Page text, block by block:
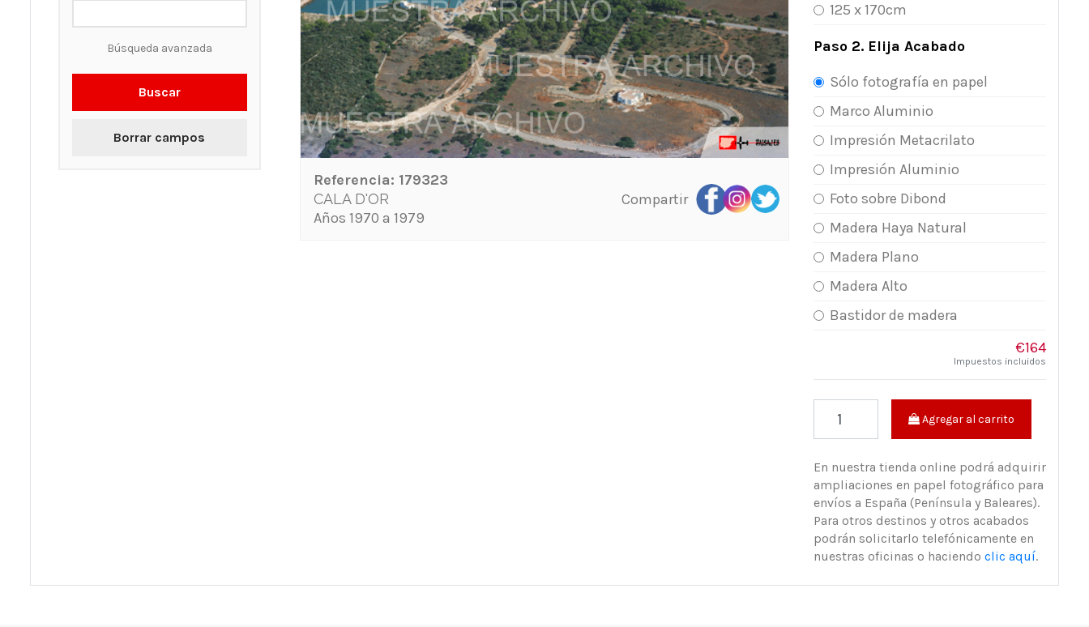
Búsqueda avanzada
Buscar
Borrar campos
Referencia: 179323
CALA D'OR
Años 1970 a 1979
Compartir
125 x 170cm
Paso 2. Elija Acabado
Sólo fotografía en papel
Marco Aluminio
Impresión Metacrilato
Impresión Aluminio
Foto sobre Dibond
Madera Haya Natural
Madera Plano
Madera Alto
Bastidor de madera
€164
Impuestos incluidos
Agregar al carrito
En nuestra tienda online podrá adquirir
ampliaciones en papel fotográfico para
envíos a España (Península y Baleares).
Para otros destinos y otros acabados
podrán solicitarlo telefónicamente en
nuestras oficinas o haciendo clic aquí.